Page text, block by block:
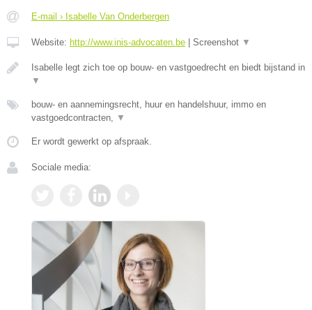
E-mail › Isabelle Van Onderbergen
Website: http://www.inis-advocaten.be Screenshot ▼
Isabelle legt zich toe op bouw- en vastgoedrecht en biedt bijstand in
▼
bouw- en aannemingsrecht, huur en handelshuur, immo en
vastgoedcontracten,
▼
Er wordt gewerkt op afspraak.
Sociale media: